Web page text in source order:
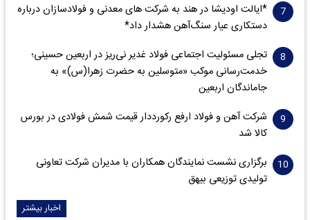
*ایالت اودیشا در هند به شرکت های معدنی و فولادسازان درباره
دستکاری عیار سنگ‌آهن هشدار داد*
تجلی مسئولیت اجتماعی فولاد غدیر نی‌ریز در اربعین حسینی؛
خدمت‌رسانی موکب «متوسلین به حضرت زهرا(س)» به
جاماندگان اربعین
شرکت آهن و فولاد ارفع رکورددار قیمت شمش فولادی در بورس
کالا شد
برگزاری نشست نمایندگان همکاران با مدیران شرکت تعاونی
تولیدی توزیعی بیهق
اخبار بیشتر